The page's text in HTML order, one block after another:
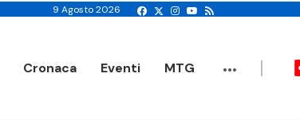
9 Agosto 2026
Cronaca Eventi MTG ...